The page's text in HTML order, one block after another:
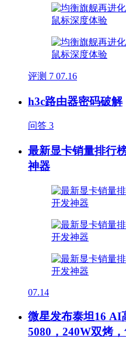
评测 7 07.16
h3c路由器密码破解
问答 3
最新显卡销量排行
神器
07.14
微星发布泰坦16 AI
5080，240W双烤